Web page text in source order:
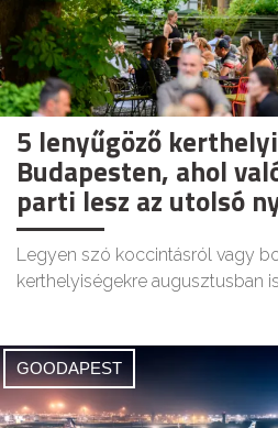
5 lenyűgöző
Budapesten, ahol
parti lesz az utolsó
Legyen szó koccintásról vagy
kerthelyiségekre augusztusban
GOODAPEST